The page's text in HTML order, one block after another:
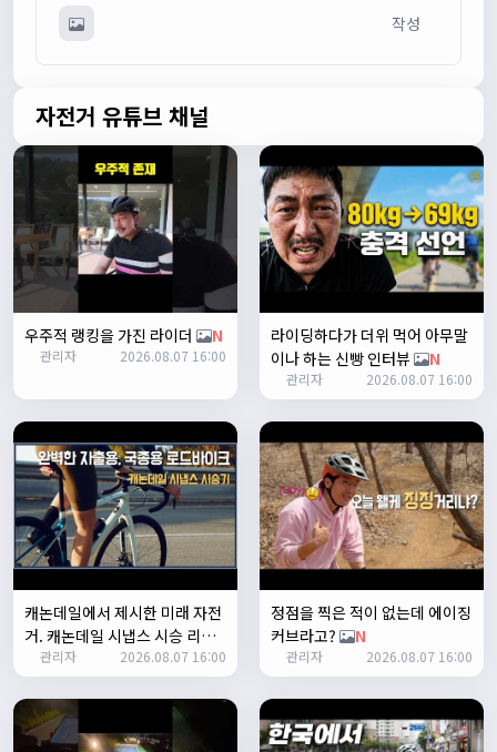
이름/휴대폰 번호는 이벤트에 활용될수 있다는 항목을 추가
쏭박 17:23:31
실시간 채팅 테스트
쏭박17:23:34
쏭박 17:23:35
2
쏭박 17:23:38
테스트 2
쏭박17:23:41
테스트 테스트
쏭박17:24:16
쏭박17:24:22
사진 업로드 테스트
쏭박17:24:35
테스트 완료입니다 :)
작성
자전거 유튜브 채널
우주적 랭킹을 가진 라이더 N
관리자 2026.08.07 16:00
라이딩하다가 더위 먹어 아무말
이나 하는 신빵 인터뷰
N
관리자 2026.08.07 16:00
캐논데일에서 제시한 미래 자전
거. 캐논데일 시냅스 시승 리뷰
N
관리자 2026.08.07 16:00
정점을 찍은 적이 없는데 에이징
커브라고?
N
관리자 2026.08.07 16:00